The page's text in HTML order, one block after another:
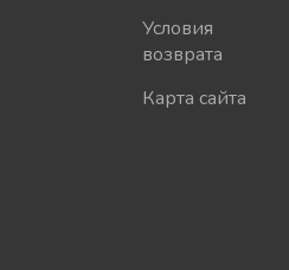
Условия
возврата
Карта сайта